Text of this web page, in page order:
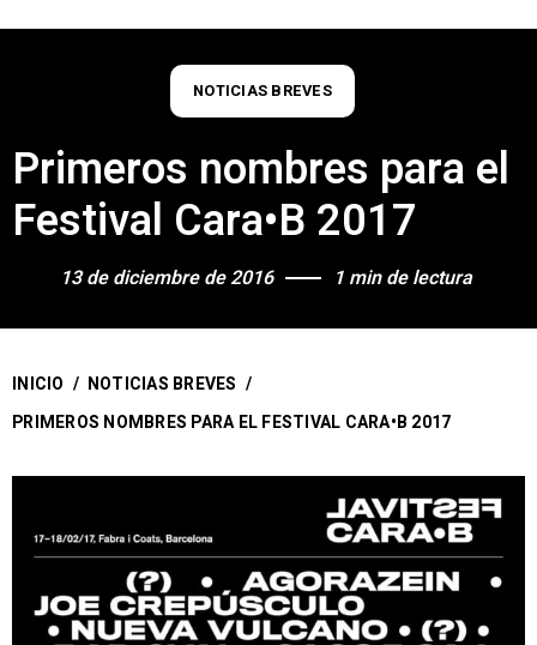
NOTICIAS BREVES
Primeros nombres para el
Festival Cara•B 2017
13 de diciembre de 2016 1 min de lectura
INICIO / NOTICIAS BREVES /
PRIMEROS NOMBRES PARA EL FESTIVAL CARA•B 2017